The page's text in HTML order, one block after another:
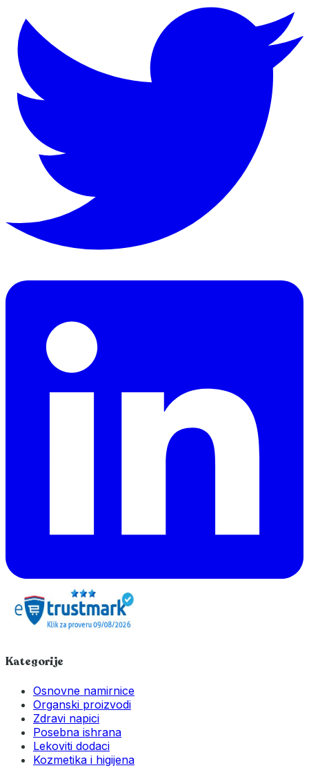
Kategorije
Osnovne namirnice
Organski proizvodi
Zdravi napici
Posebna ishrana
Lekoviti dodaci
Kozmetika i higijena